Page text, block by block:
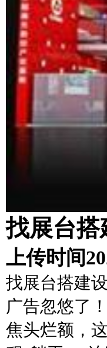
找展台搭
上传时间
找展台搭建
广告忽悠了
焦头烂额，